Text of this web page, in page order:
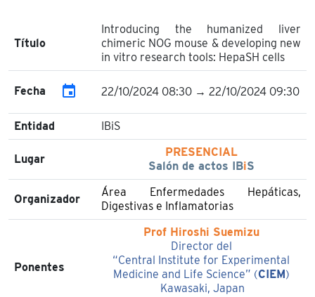
Título
Introducing the humanized liver
chimeric NOG mouse & developing new
in vitro research tools: HepaSH cells
Fecha event 22/10/2024 08:30 → 22/10/2024 09:30
Entidad IBiS
Lugar
PRESENCIAL
Salón de actos IBiS
Organizador
Área Enfermedades Hepáticas,
Digestivas e Inflamatorias
Ponentes
Prof Hiroshi Suemizu
Director del
“Central Institute for Experimental
Medicine and Life Science” (CIEM)
Kawasaki, Japan